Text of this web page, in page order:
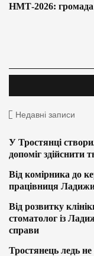
НМТ-2026: громада
Недавні записи
У Тростянці
допоміг здійснити
Від комірника до
працівниця
Від розвитку
стоматолог із
справи
Тростянець ледь не